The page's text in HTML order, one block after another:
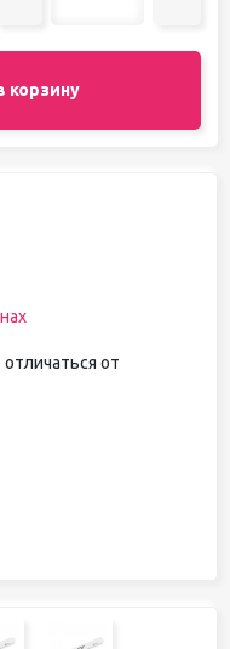
корзину
от